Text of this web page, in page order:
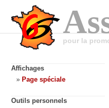
pour la
Affichages
Page spéciale
Outils personnels